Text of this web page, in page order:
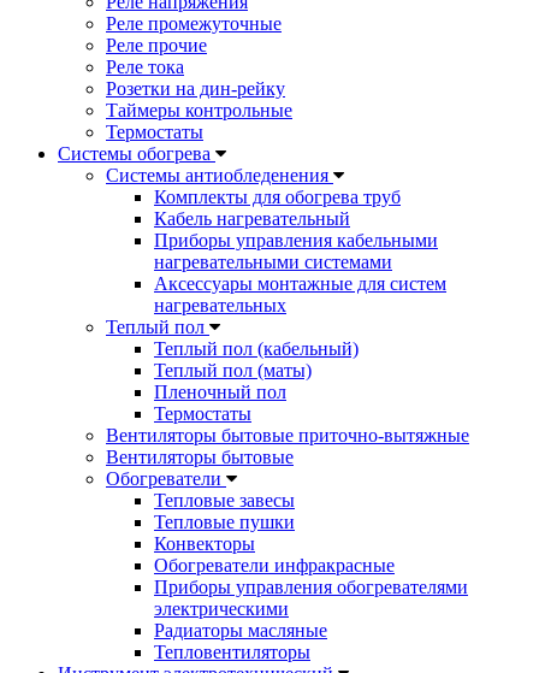
Реле промежуточные
Реле прочие
Реле тока
Розетки на дин-рейку
Таймеры контрольные
Термостаты
Системы обогрева
Системы антиобледенения
Комплекты для обогрева труб
Кабель нагревательный
Приборы управления кабельными
нагревательными системами
Аксессуары монтажные для систем
нагревательных
Теплый пол
Теплый пол (кабельный)
Теплый пол (маты)
Пленочный пол
Термостаты
Вентиляторы бытовые приточно-вытяжные
Вентиляторы бытовые
Обогреватели
Тепловые завесы
Тепловые пушки
Конвекторы
Обогреватели инфракрасные
Приборы управления обогревателями
электрическими
Радиаторы масляные
Тепловентиляторы